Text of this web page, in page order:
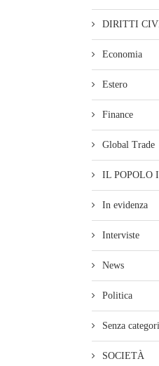
DIRITTI
Economia
Estero
Finance
Global Trade
IL POPOLO
In evidenza
Interviste
News
Politica
Senza
SOCIETÀ